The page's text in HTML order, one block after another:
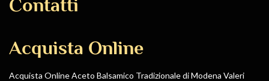
Contatti
Acquista Online
Acquista Online Aceto Balsamico Tradizionale di Modena Valeri